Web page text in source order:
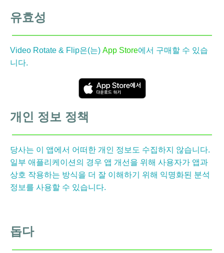
유효성
Video Rotate & Flip은(는) App Store에서 구매할 수 있습
니다.
개인 정보 정책
당사는 이 앱에서 어떠한 개인 정보도 수집하지 않습니다.
일부 애플리케이션의 경우 앱 개선을 위해 사용자가 앱과
상호 작용하는 방식을 더 잘 이해하기 위해 익명화된 분석
정보를 사용할 수 있습니다.
돕다